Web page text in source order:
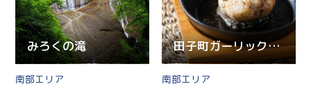
みろくの滝
南部
田子町ガーリックセンター
南部